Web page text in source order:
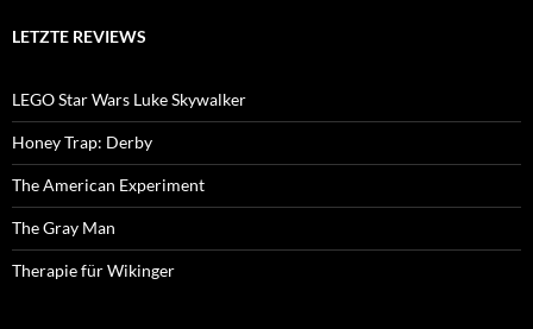
LETZTE REVIEWS
LEGO Star Wars Luke Skywalker
Honey Trap: Derby
The American Experiment
The Gray Man
Therapie für Wikinger